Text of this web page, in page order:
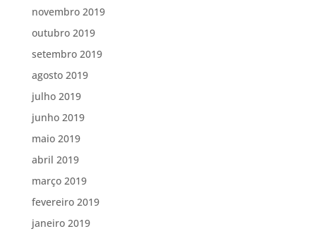
novembro 2019
outubro 2019
setembro 2019
agosto 2019
julho 2019
junho 2019
maio 2019
abril 2019
março 2019
fevereiro 2019
janeiro 2019